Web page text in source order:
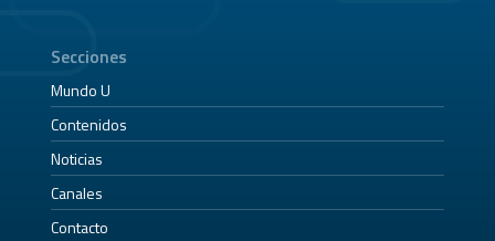
Secciones
Mundo U
Contenidos
Noticias
Canales
Contacto